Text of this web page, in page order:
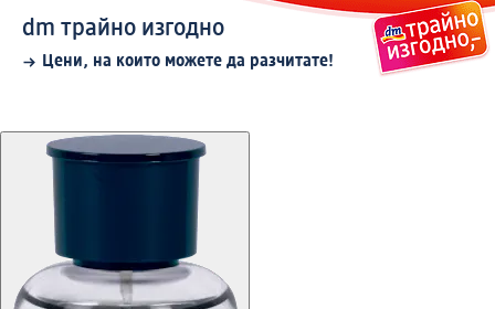
dm трайно изгодно
Цени, на които можете да разчитате!